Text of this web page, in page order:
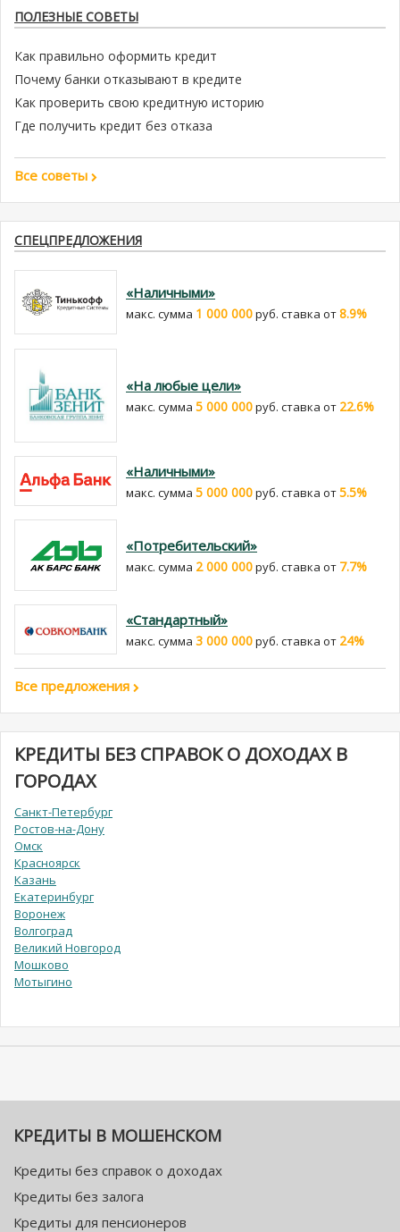
ПОЛЕЗНЫЕ СОВЕТЫ
Как правильно оформить кредит
Почему банки отказывают в кредите
Как проверить свою кредитную историю
Где получить кредит без отказа
Все советы
СПЕЦПРЕДЛОЖЕНИЯ
«Наличными»
макс. сумма 1 000 000руб. cтавка от8.9%
«На любые цели»
макс. сумма 5 000 000руб. cтавка от 22.6%
«Наличными»
макс. сумма 5 000 000руб. cтавка от5.5%
«Потребительский»
макс. сумма 2 000 000руб. cтавка от 7.7%
«Стандартный»
макс. сумма 3 000 000руб. cтавка от 24%
Все предложения
КРЕДИТЫ БЕЗ СПРАВОК О ДОХОДАХ В
ГОРОДАХ
Санкт-Петербург
Ростов-на-Дону
Омск
Красноярск
Казань
Екатеринбург
Воронеж
Волгоград
Великий Новгород
Мошково
Мотыгино
КРЕДИТЫ В МОШЕНСКОМ
Кредиты без справок о доходах
Кредиты без залога
Кредиты для пенсионеров